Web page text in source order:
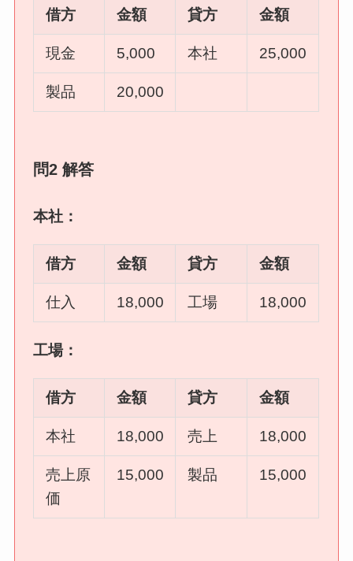
借方 金額 貸方 金額
現金 5,000 本社 25,000
製品 20,000
問2 解答
本社：
借方 金額 貸方 金額
仕入 18,000 工場 18,000
工場：
借方 金額 貸方 金額
本社 18,000 売上 18,000
売上原
価
15,000 製品 15,000